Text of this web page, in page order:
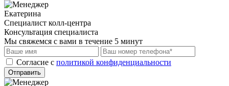
Екатерина
Специалист колл-центра
Консультация специалиста
Мы свяжемся с вами в течение 5 минут
Cогласие с политикой конфиденциальности
Отправить